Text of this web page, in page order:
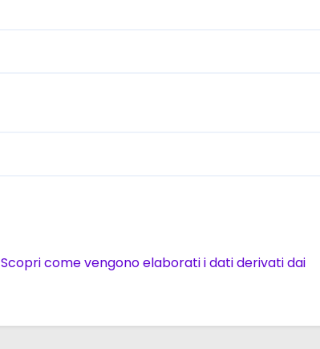
Scopri come vengono elaborati i dati derivati dai